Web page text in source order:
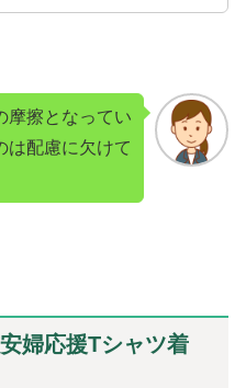
摩擦となってい
は配慮に欠けて
婦応援Tシャツ着